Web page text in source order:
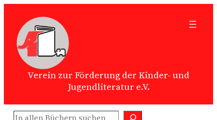
springen
Verein zur Förderung der Kinder- und
Jugendliteratur e.V.
Suchen